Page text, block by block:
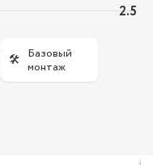
2.5
🛠 Базовый
монтаж